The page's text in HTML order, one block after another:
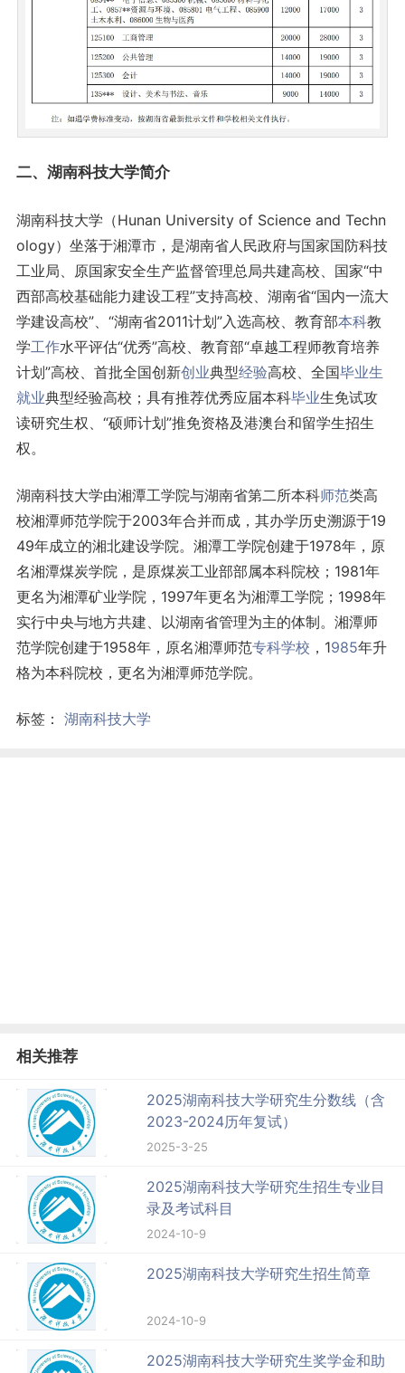
二、湖南科技大学简介
湖南科技大学（Hunan University of Science and Techn
ology）坐落于湘潭市，是湖南省人民政府与国家国防科技
工业局、原国家安全生产监督管理总局共建高校、国家“中
西部高校基础能力建设工程”支持高校、湖南省“国内一流大
学建设高校”、“湖南省2011计划”入选高校、教育部本科教
学工作水平评估“优秀”高校、教育部“卓越工程师教育培养
计划”高校、首批全国创新创业典型经验高校、全国毕业生
就业典型经验高校；具有推荐优秀应届本科毕业生免试攻
读研究生权、“硕师计划”推免资格及港澳台和留学生招生
权。
湖南科技大学由湘潭工学院与湖南省第二所本科师范类高
校湘潭师范学院于2003年合并而成，其办学历史溯源于19
49年成立的湘北建设学院。湘潭工学院创建于1978年，原
名湘潭煤炭学院，是原煤炭工业部部属本科院校；1981年
更名为湘潭矿业学院，1997年更名为湘潭工学院；1998年
实行中央与地方共建、以湖南省管理为主的体制。湘潭师
范学院创建于1958年，原名湘潭师范专科学校 ，1985年升
格为本科院校，更名为湘潭师范学院。
标签： 湖南科技大学
相关推荐
2025湖南科技大学研究生分数线（含
2023-2024历年复试）
2025-3-25
2025湖南科技大学研究生招生专业目
录及考试科目
2024-10-9
2025湖南科技大学研究生招生简章
2024-10-9
2025湖南科技大学研究生奖学金和助